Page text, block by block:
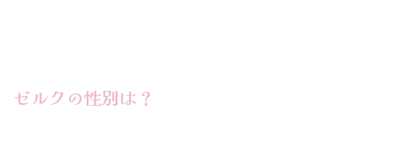
ゼルクの性別は？